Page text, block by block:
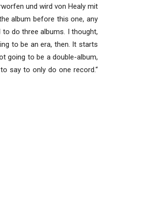
und wird von Healy mit
album before this one, any
do three albums. I thought,
to be an era, then. It starts
going to be a double-album,
say to only do one record.“